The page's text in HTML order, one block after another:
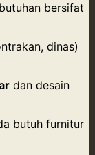
bersifat
dinas)
dan desain
butuh furnitur